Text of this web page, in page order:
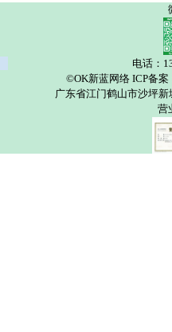
电话：
©OK新蓝网络 ICP备案
广东省江门鹤山市沙坪
营